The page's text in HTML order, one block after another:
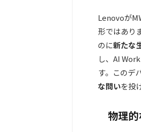
Lenovoが
形ではあり
のに新たな
し、AI
す。このデ
な問いを投
物理